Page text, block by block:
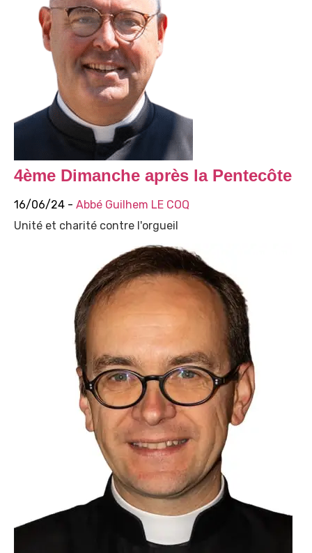
4ème Dimanche après la Pentecôte
16/06/24 - Abbé Guilhem LE COQ
Unité et charité contre l'orgueil